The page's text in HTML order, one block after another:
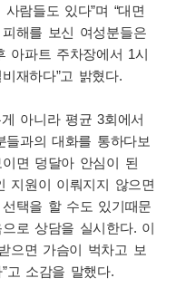
람들도 있다”며 “대면
해를 보신 여성분들은
아파트 주차장에서 1시
재하다”고 밝혔다.
아니라 평균 3회에서
과의 대화를 통하다보
면 덩달아 안심이 된
지원이 이뤄지지 않으면
택을 할 수도 있기때문
로 상담을 실시한다. 이
으면 가슴이 벅차고 보
고 소감을 말했다.